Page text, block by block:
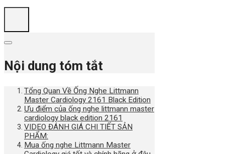
Nội dung tóm tắt
Tổng Quan Về Ống Nghe Littmann
Master Cardiology 2161 Black Edition
Ưu điểm của ống nghe littmann master
cardiology black edition 2161
VIDEO ĐÁNH GIÁ CHI TIẾT SẢN
PHẨM:
Mua ống nghe Littmann Master